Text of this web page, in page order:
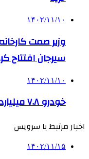
۱۴۰۲/۱۱/۱۰
وزیر صمت
سیرجان افتتاح
۱۴۰۲/۱۱/۱۰
خودرو ۷.۸ میلیارد دلار ارز گرفت
اخبار مرتبط با سرویس
۱۴۰۲/۱۱/۱۵